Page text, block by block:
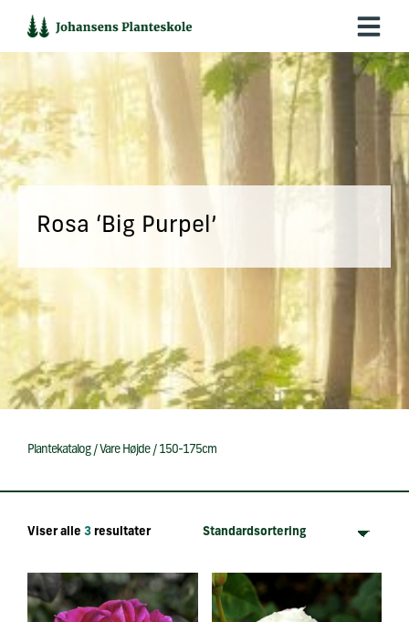
indholdet
Rosa ‘Big Purpel’
Plantekatalog/Vare Højde/ 150-175cm
Viser alle 3 resultater